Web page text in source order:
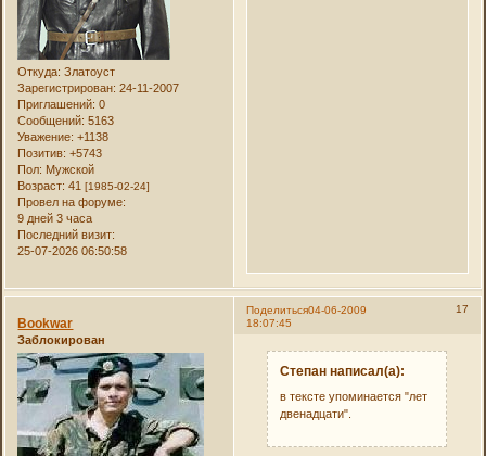
Откуда: Златоуст
Зарегистрирован: 24-11-2007
Приглашений: 0
Сообщений: 5163
Уважение: +1138
Позитив: +5743
Пол: Мужской
Возраст: 41[1985-02-24]
Провел на форуме:
9 дней 3 часа
Последний визит:
25-07-2026 06:50:58
Поделиться 17
04-06-2009
18:07:45
Bookwar
Заблокирован
Степан написал(а):
в тексте упоминается "лет
двенадцати".